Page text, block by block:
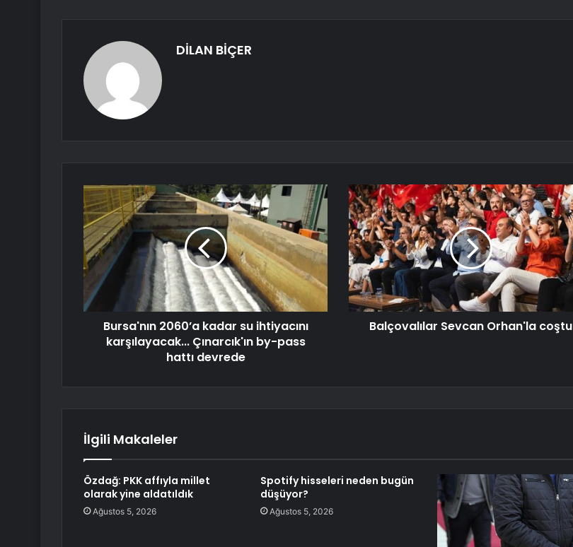
DİLAN BİÇER
Bursa'nın 2060’a kadar su ihtiyacını
karşılayacak... Çınarcık'ın by-pass
hattı devrede
Balçovalılar Sevcan Orhan'la coştu
İlgili Makaleler
Özdağ: PKK affıyla millet
olarak yine aldatıldık
Ağustos 5, 2026
Spotify hisseleri neden bugün
düşüyor?
Ağustos 5, 2026